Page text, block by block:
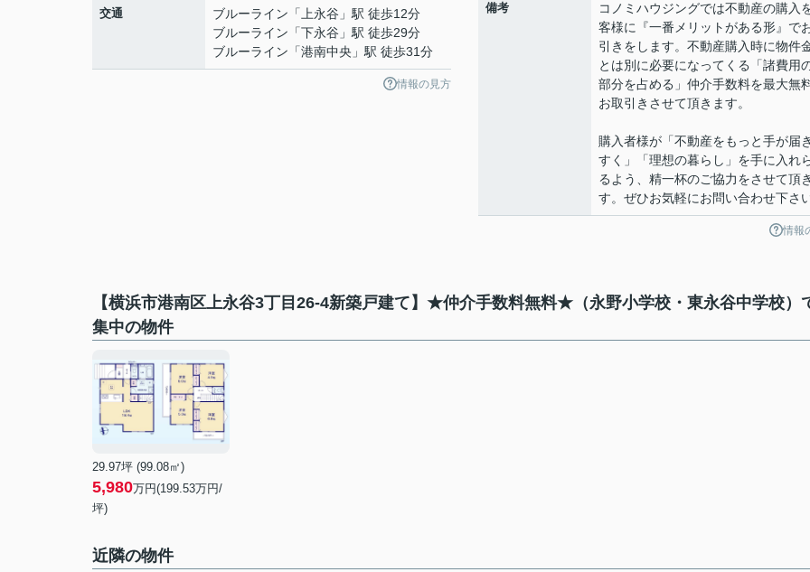
交通 ブルーライン 「 上永谷 」駅 徒歩12分
ブルーライン 「下永谷 」駅 徒歩29分
ブルーライン 「港南中央 」駅 徒歩31分
情報の見方
備考
コノミハウジングでは不動産の購入
客様に『一番メリットがある形』で
引きをします。不動産購入時に物件
とは別に必要になってくる「諸費用
部分を占める」仲介手数料を最大無
お取引きさせて頂きます。
購入者様が「不動産をもっと手が届
すく」「理想の暮らし」を手に入れ
るよう、精一杯のご協力をさせて頂
す。ぜひお気軽にお問い合わせ下さい
情報
【横浜市港南区上永谷3丁目26-4新築戸建て】★仲介手数料無料★（永野小学校・東永谷中学校）
集中の物件
29.97坪 (99.08㎡)
5,980万円(199.53万円/
坪)
近隣の物件